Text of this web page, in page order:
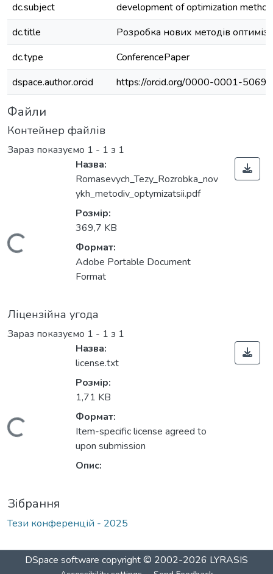
dc.subject
development of optimization
dc.title
Розробка нових методів
dc.type
ConferencePaper
dspace.author.orcid
https://orcid.org/0000-0001-
Файли
Контейнер файлів
Зараз показуємо 1 - 1 з 1
Вантажиться...
Назва:
Romasevych_Tezy_Rozrobka_nov
ykh_metodiv_optymizatsii.pdf
Розмір:
369,7 KB
Формат:
Adobe Portable Document
Format
Ліцензійна угода
Зараз показуємо 1 - 1 з 1
Вантажиться...
Назва:
license.txt
Розмір:
1,71 KB
Формат:
Item-specific license agreed to
upon submission
Опис:
Зібрання
Тези конференцій - 2025
DSpace software copyright © 2002-2026 LYRASIS